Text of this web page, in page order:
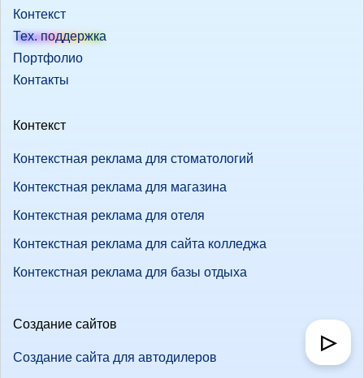
Контекст
Тех. поддержка
Портфолио
Контакты
Контекст
Контекстная реклама для стоматологий
Контекстная реклама для магазина
Контекстная реклама для отеля
Контекстная реклама для сайта колледжа
Контекстная реклама для базы отдыха
Создание сайтов
Создание сайта для автодилеров
▷